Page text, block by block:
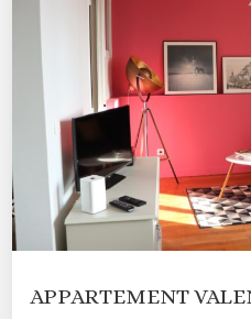
APPARTEMENT